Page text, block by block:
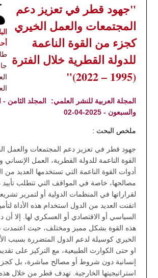
"جهود قطر في تعزيز دعم
المجتمعات والعمل الخيري
كجزء من القوة الناعمة
للدولة القطرية خلال الفترة
(1995 – 2022)"
المجلة العربية للنشر العلمي:
المجلد الثامن -
والسبعون - 2025-04-02
ملخص البحث :
جهود قطر في تعزيز دعم المجتمعات والعمل
القوة الناعمة للدولة القطرية، العمل الإنساني
أدوات القوة الناعمة التي تستخدمها العديد من
مصالحها، خاصة في المواقف التي تتطلب
لقراراتها في المنظمات الدولية أو لتمرير
اتقنت العديد من الدول استخدام هذه الأداة
السياسي أو الاقتصادي أو العسكري لها. إلا أن
هذه القوة بشكل مميز ومختلف، حيث اعتمدت
الخيري كوسيلة لدعم الدول المتضررة بسبب
او حتى الكوارث الطبيعية، مع التركيز على
إنسانية دون شروط أو مصالح مباشرة، بل
استراتيجيتها الخارجية. تهدف قطر من خلال